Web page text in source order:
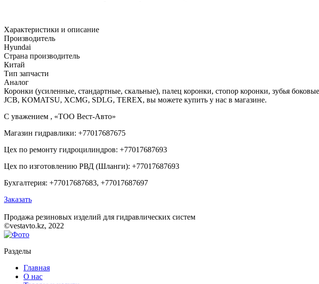
Характеристики и описание
Производитель
Hyundai
Страна производитель
Китай
Тип запчасти
Аналог
Коронки (усиленные, стандартные, скальные), палец коронки, стопор коронки, зубья
JCB, KOMATSU, XCMG, SDLG, TEREX, вы можете купить у нас в магазине.
С уважением , «ТОО Вест-Авто»
Магазин гидравлики: +77017687675
Цех по ремонту гидроцилиндров: +77017687693
Цех по изготовлению РВД (Шланги): +77017687693
Бухгалтерия: +77017687683, +77017687697
Заказать
Продажа резиновых изделий для гидравлических систем
©vestavto.kz, 2022
Разделы
Главная
О нас